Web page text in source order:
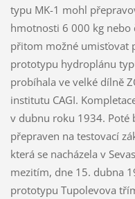
typu MK-1 mohl
hmotnosti 6 000 kg
přitom možné umisťovat
prototypu hydroplánu
probíhala ve velké dílně
institutu CAGI.
v dubnu roku 1934. Poté
přepraven na testovací
která se nacházela v
mezitím, dne 15. dubna
prototypu Tupolevova